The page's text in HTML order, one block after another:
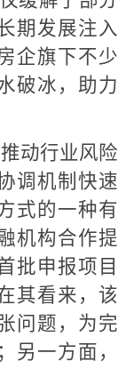
期发展注入
企旗下不少
破冰，助力
动行业风险
调机制快速
式的一种有
机构合作提
批申报项目
其看来，该
问题，为完
另一方面，